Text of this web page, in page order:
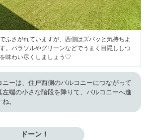
ふさがれていますが、西側はズバッと気持ちよ
。パラソルやグリーンなどでうまく目隠ししつ
味わい尽くしましょう♡
ニーは、住戸西側のバルコニーにつながって
左端の小さな階段を降りて、バルコニーへ進
。
ドーン！